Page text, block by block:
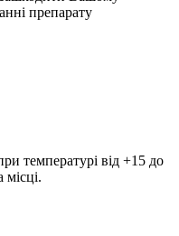
препарату
температурі від +15 до